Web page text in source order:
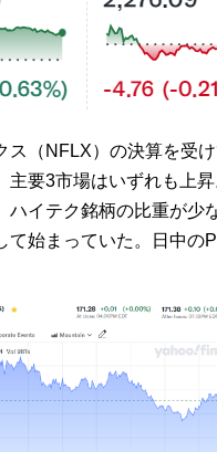
ス（NFLX）の決算を受
主要3市場はいずれも上
ハイテク銘柄の比重が少
て始まっていた。日中の